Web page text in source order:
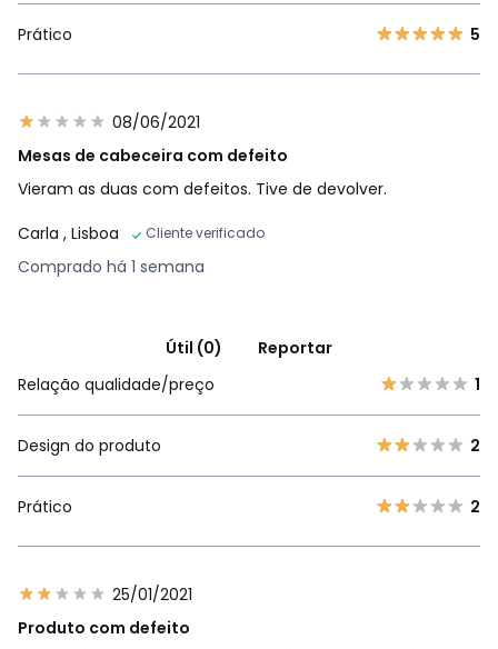
Prático 5
08/06/2021
Mesas de cabeceira com defeito
Vieram as duas com defeitos. Tive de devolver.
Carla , Lisboa Cliente verificado
Comprado há 1 semana
Útil (0)
Reportar
Relação qualidade/preço
1
Design do produto 2
Prático 2
25/01/2021
Produto com defeito